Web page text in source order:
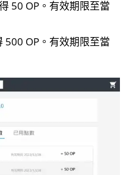
50 OP。有效期限至當
500 OP。有效期限至當